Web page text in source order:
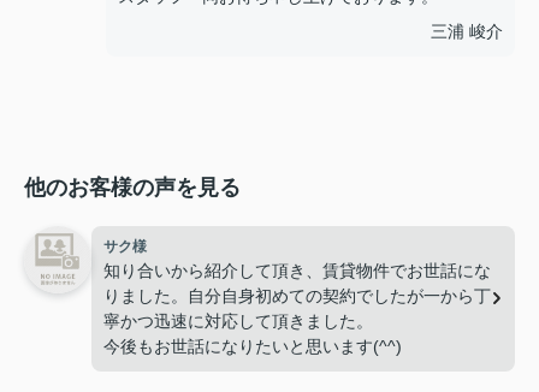
三浦 峻介
他のお客様の声を見る
サク様
知り合いから紹介して頂き、賃貸物件でお世話にな
りました。自分自身初めての契約でしたが一から丁
寧かつ迅速に対応して頂きました。
今後もお世話になりたいと思います(^^)